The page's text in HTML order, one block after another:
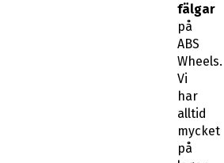
fälgar
på
ABS
Wheels.
Vi
har
alltid
mycket
på